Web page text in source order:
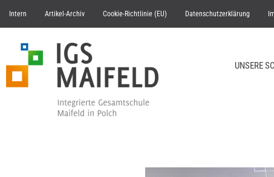
Intern Artikel-Archiv Cookie-Richtlinie (EU) Datenschutzerklärung
UNSERE